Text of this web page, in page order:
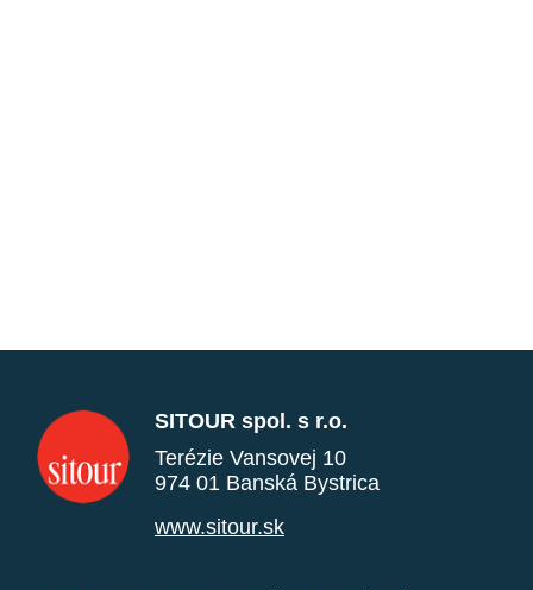
SITOUR spol. s r.o.
Terézie Vansovej 10
974 01 Banská Bystrica
www.sitour.sk